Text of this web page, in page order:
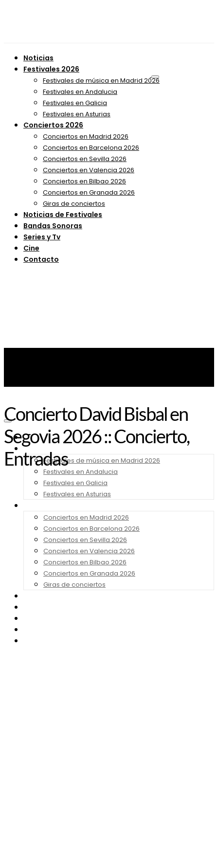
Noticias
Festivales 2026
Festivales de música en Madrid 2026
Festivales en Andalucia
Festivales en Galicia
Festivales en Asturias
Conciertos 2026
Conciertos en Madrid 2026
Conciertos en Barcelona 2026
Conciertos en Sevilla 2026
Conciertos en Valencia 2026
Conciertos en Bilbao 2026
Conciertos en Granada 2026
Giras de conciertos
Noticias de Festivales
Bandas Sonoras
Series y Tv
Cine
Contacto
Noticias
Festivales 2026
Festivales de música en Madrid 2026
Festivales en Andalucia
Festivales en Galicia
Festivales en Asturias
Conciertos en Madrid 2026
Conciertos en Barcelona 2026
Conciertos en Sevilla 2026
Conciertos en Valencia 2026
Conciertos en Bilbao 2026
Conciertos en Granada 2026
Giras de conciertos
Concierto David Bisbal en
Segovia 2026 :: Concierto,
Entradas